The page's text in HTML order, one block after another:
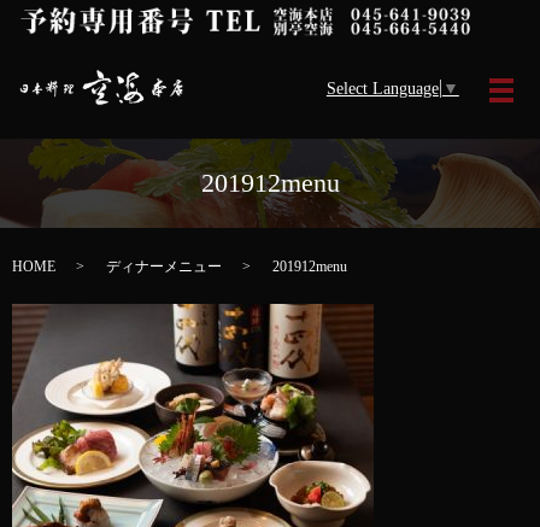
Select Language ▼
メ
201912menu
HOME ディナーメニュー 201912menu